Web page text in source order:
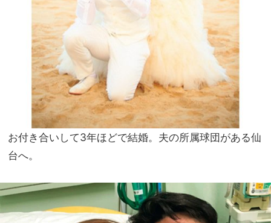
お付き合いして3年ほどで結婚。夫の所属球団がある仙
台へ。